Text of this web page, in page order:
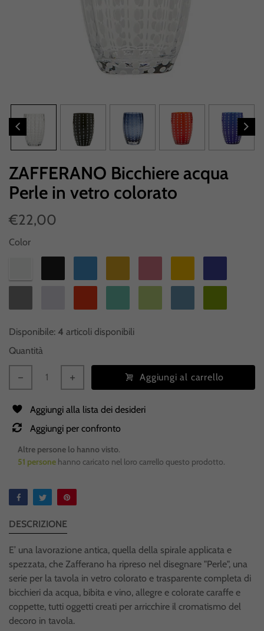
ZAFFERANO Bicchiere acqua
Perle in vetro colorato
€22,00
Color
Disponibile: 4 articoli disponibili
Quantità
Aggiungi al carrello
Aggiungi alla lista dei desideri
Aggiungi per confronto
Altre persone lo hanno visto.
51 persone hanno caricato nel loro carrello questo prodotto.
DESCRIZIONE
E’ una lavorazione antica, quella della spirale applicata e
spezzata, che Zafferano ha ripreso nel disegnare "Perle", una
serie per la tavola in vetro colorato e trasparente completa di
bicchieri da acqua, bibita e vino, allegre e colorate caraffe e
coppette, tutti oggetti creati per arricchire il cromatismo del
decoro in tavola.